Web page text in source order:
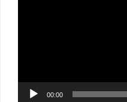
00:00